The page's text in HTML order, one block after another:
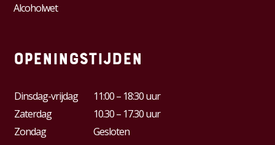
Alcoholwet
Openingstijden
Dinsdag-vrijdag
11:00 – 18:30 uur
Zaterdag
10.30 – 17.30 uur
Zondag
Gesloten